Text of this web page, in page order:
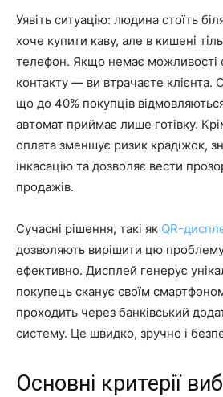
Уявіть ситуацію: людина стоїть
хоче купити каву, але в кишені
телефон. Якщо немає можливості
контакту — ви втрачаєте клієнта.
що до 40% покупців
автомат приймає лише готівку.
оплата зменшує ризик крадіжок,
інкасацію та дозволяє вести
продажів.
Сучасні рішення, такі як QR-
дозволяють вирішити цю
ефективно. Дисплей генерує
покупець сканує своїм
проходить через банківський
систему. Це швидко, зручно і
Основні критерії